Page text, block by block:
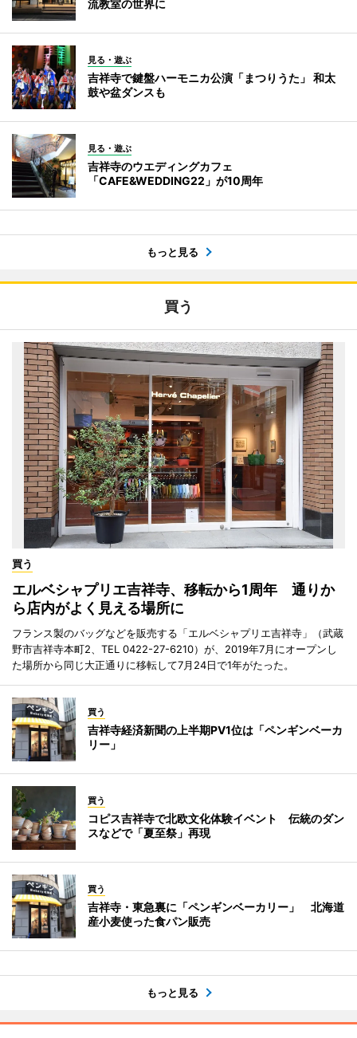
流教室の世界に
見る・遊ぶ
吉祥寺で鍵盤ハーモニカ公演「まつりうた」 和太
鼓や盆ダンスも
見る・遊ぶ
吉祥寺のウエディングカフェ
「CAFE&WEDDING22」が10周年
もっと見る
買う
買う
エルベシャプリエ吉祥寺、移転から1周年 通りか
ら店内がよく見える場所に
フランス製のバッグなどを販売する「エルベシャプリエ吉祥寺」（武蔵
野市吉祥寺本町2、TEL 0422-27-6210）が、2019年7月にオープンし
た場所から同じ大正通りに移転して7月24日で1年がたった。
買う
吉祥寺経済新聞の上半期PV1位は「ペンギンベーカ
リー」
買う
コピス吉祥寺で北欧文化体験イベント 伝統のダン
スなどで「夏至祭」再現
買う
吉祥寺・東急裏に「ペンギンベーカリー」 北海道
産小麦使った食パン販売
もっと見る